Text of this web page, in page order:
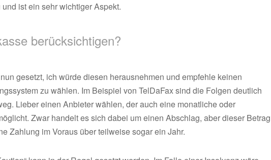
ist ein sehr wichtiger Aspekt.
berücksichtigen?
gesetzt, ich würde diesen herausnehmen und empfehle keinen
zu wählen. Im Beispiel von TelDaFax sind die Folgen deutlich
Lieber einen Anbieter wählen, der auch eine monatliche oder
Zwar handelt es sich dabei um einen Abschlag, aber dieser Betrag
Zahlung im Voraus über teilweise sogar ein Jahr.